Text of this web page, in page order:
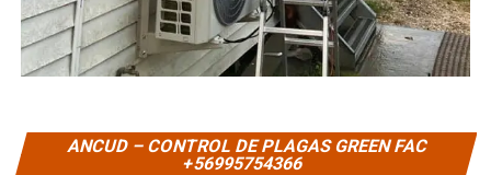
ANCUD – CONTROL DE PLAGAS GREEN FAC
+56995754366